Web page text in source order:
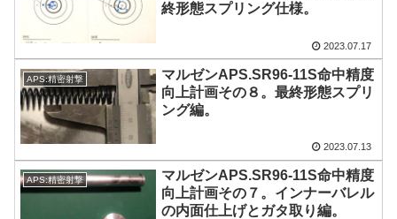
終形態スプリング仕様。
2023.07.17
APS:精密射撃
マルゼンAPS.SR96-11S命中精度
向上計画その８。最終形態スプリ
ング編。
2023.07.13
APS:精密射撃
マルゼンAPS.SR96-11S命中精度
向上計画その７。インナーバレル
の内面仕上げとガタ取り編。